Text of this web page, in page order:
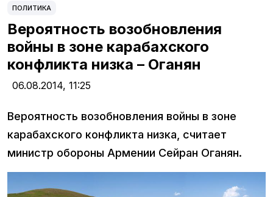
ПОЛИТИКА
Вероятность возобновления
войны в зоне карабахского
конфликта низка – Оганян
06.08.2014, 11:25
Вероятность возобновления войны в зоне
карабахского конфликта низка, считает
министр обороны Армении Сейран Оганян.